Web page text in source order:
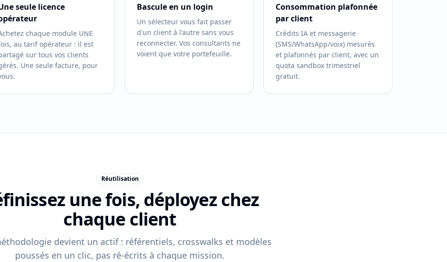
seule licence
chaque module UNE
au tarif opérateur : il est
sur tous vos clients
Une seule facture, pour
Bascule en un login
Un sélecteur vous fait passer
d'un client à l'autre sans vous
reconnecter. Vos consultants ne
voient que votre portefeuille.
Consommation plafonnée
par client
Crédits IA et messagerie
(SMS/WhatsApp/voix) mesurés
et plafonnés par client, avec un
quota sandbox trimestriel
gratuit.
Réutilisation
une fois, déployez chez
chaque client
devient un actif : référentiels, crosswalks et modèles
poussés en un clic, pas ré-écrits à chaque mission.